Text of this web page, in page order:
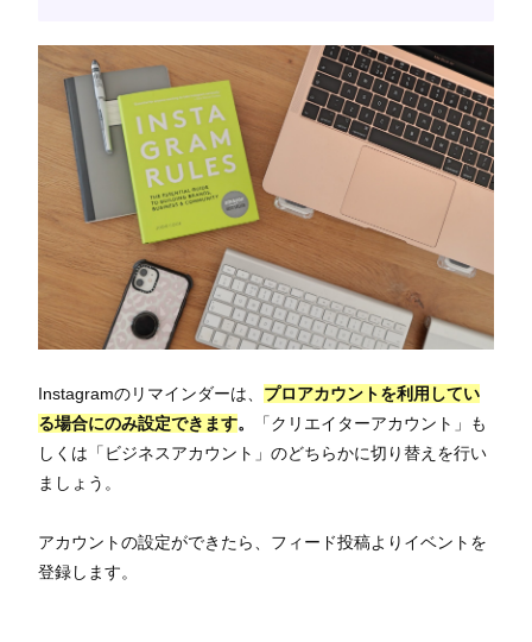
Instagramのリマインダーは、 プロアカウントを利用してい
る場合にのみ設定できます。
「クリエイターアカウント」も
しくは「ビジネスアカウント」のどちらかに切り替えを行い
ましょう。
アカウントの設定ができたら、フィード投稿よりイベントを
登録します。